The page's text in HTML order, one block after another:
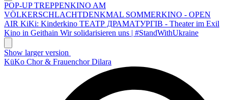
POP-UP TREPPENKINO AM
VÖLKERSCHLACHTDENKMAL SOMMERKINO - OPEN
AIR KiKi: Kinderkino ТЕАТР ДРАМАТУРГІВ - Theater im Exil
Kino in Geithain Wir solidarisieren uns | #StandWithUkraine
Show larger version
KüKo Chor & Frauenchor Dilara